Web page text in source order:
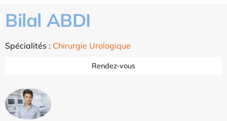
Bilal ABDI
Spécialités : Chirurgie Urologique
Rendez-vous